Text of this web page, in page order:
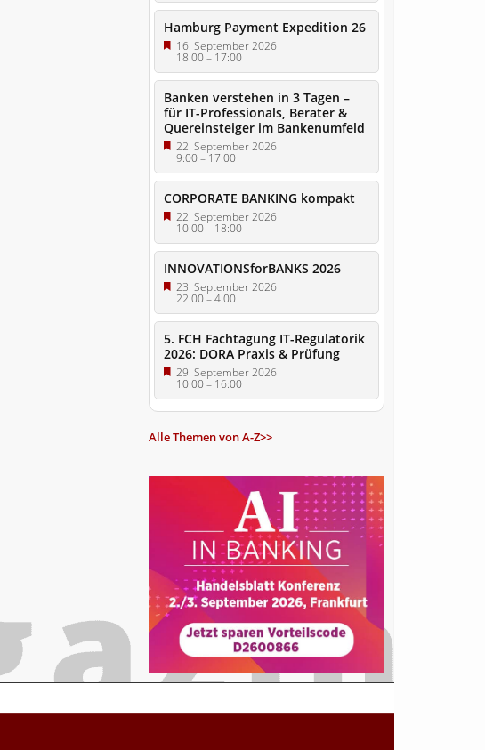
Hamburg Payment Expedition 26
16. September 2026
18:00– 17:00
Banken verstehen in 3 Tagen –
für IT-Professionals, Berater &
Quereinsteiger im Bankenumfeld
22. September 2026
9:00–17:00
CORPORATE BANKING kompakt
22. September 2026
10:00– 18:00
INNOVATIONSforBANKS 2026
23. September 2026
22:00–4:00
5. FCH Fachtagung IT-Regulatorik
2026: DORA Praxis & Prüfung
29. September 2026
10:00– 16:00
Alle Themen von A-Z>>